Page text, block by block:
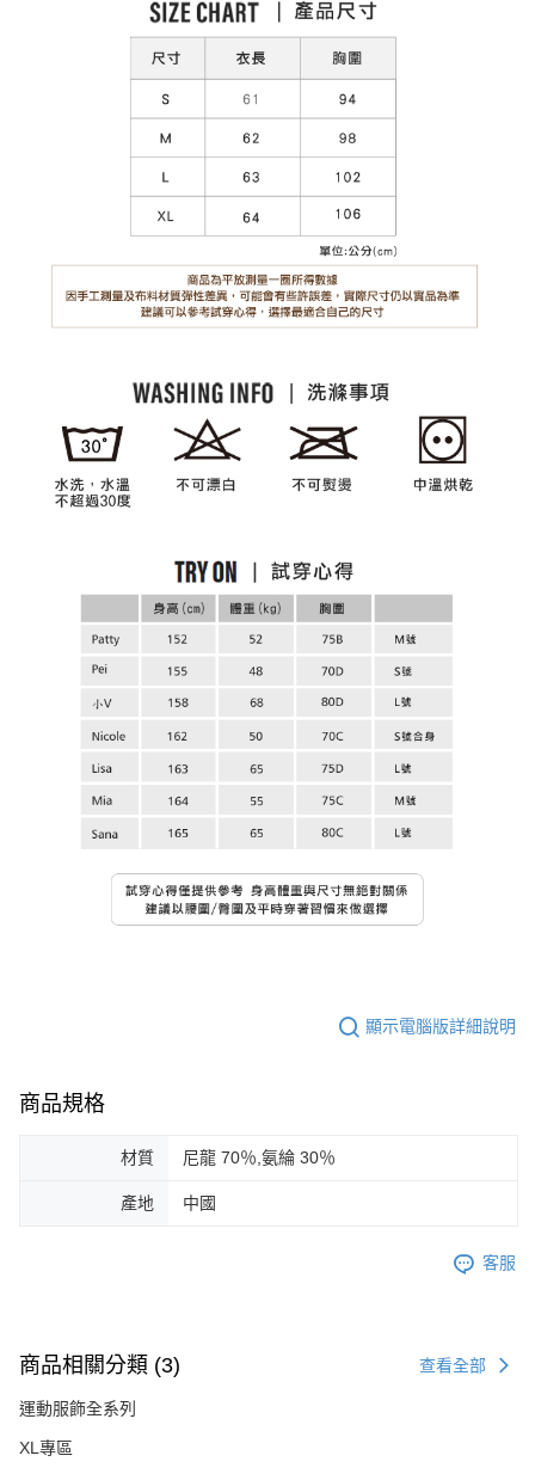
顯示電腦版詳細說明
商品規格
材質 尼龍 70％,氨綸 30％
產地 中國
客服
商品相關分類 (3) 查看全部
運動服飾全系列
XL專區